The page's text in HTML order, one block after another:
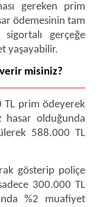
gereken prim
ödemesinin tam
sigortalı gerçeğe
yaşayabilir.
misiniz?
prim ödeyerek
hasar olduğunda
588.000 TL
gösterip poliçe
300.000 TL
%2 muafiyet